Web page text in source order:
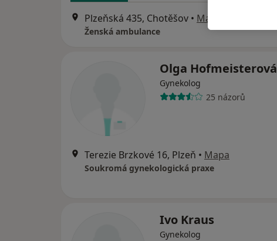
Plzeňská 435, Chotěšov • Mapa
Ženská ambulance
Olga Hofmeisterová
Gynekolog
25 názorů
Terezie Brzkové 16, Plzeň • Mapa
Soukromá gynekologická praxe
Ivo Kraus
Gynekolog